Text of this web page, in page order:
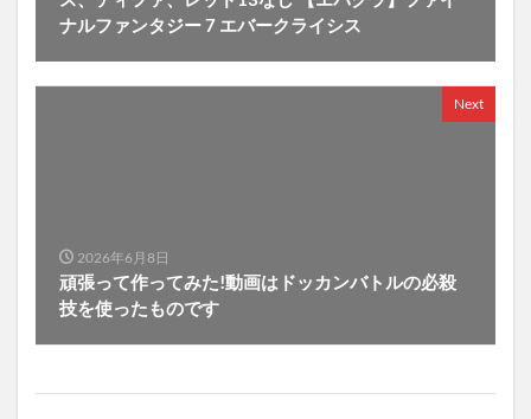
ナルファンタジー 7 エバークライシス
Next
2026年6月8日
頑張って作ってみた!動画はドッカンバトルの必殺
技を使ったものです